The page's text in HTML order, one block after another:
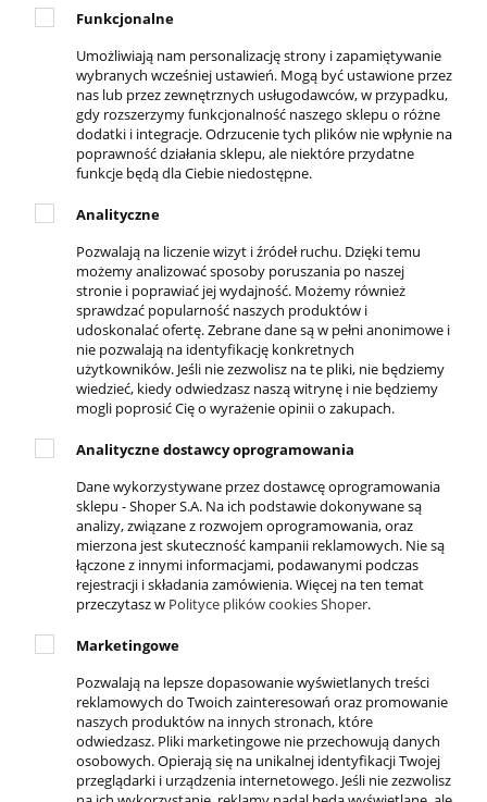
REGULAMINY
Regulamin sklepu
Zwroty i reklamacje
DLA KLIENTA
Kontakt
Twoje zamówienia
Ustawienia konta
Ulubione
Formy płatności
Czas realizacji zamówienia
KONTAKT
ul. Krakowska 69,
32-050 Skawina
789-269-890
DOSTĘPNE PŁATNOŚCI
Funkcjonalne
Umożliwiają nam personalizację strony i zapamiętywanie
wybranych wcześniej ustawień. Mogą być ustawione przez
nas lub przez zewnętrznych usługodawców, w przypadku,
gdy rozszerzymy funkcjonalność naszego sklepu o różne
dodatki i integracje. Odrzucenie tych plików nie wpłynie na
poprawność działania sklepu, ale niektóre przydatne
funkcje będą dla Ciebie niedostępne.
Analityczne
Pozwalają na liczenie wizyt i źródeł ruchu. Dzięki temu
możemy analizować sposoby poruszania po naszej
stronie i poprawiać jej wydajność. Możemy również
sprawdzać popularność naszych produktów i
udoskonalać ofertę. Zebrane dane są w pełni anonimowe i
nie pozwalają na identyfikację konkretnych
użytkowników. Jeśli nie zezwolisz na te pliki, nie będziemy
wiedzieć, kiedy odwiedzasz naszą witrynę i nie będziemy
mogli poprosić Cię o wyrażenie opinii o zakupach.
Analityczne dostawcy oprogramowania
Dane wykorzystywane przez dostawcę oprogramowania
sklepu - Shoper S.A. Na ich podstawie dokonywane są
analizy, związane z rozwojem oprogramowania, oraz
mierzona jest skuteczność kampanii reklamowych. Nie są
łączone z innymi informacjami, podawanymi podczas
rejestracji i składania zamówienia. Więcej na ten temat
przeczytasz w Polityce plików cookies Shoper.
Marketingowe
Pozwalają na lepsze dopasowanie wyświetlanych treści
reklamowych do Twoich zainteresowań oraz promowanie
naszych produktów na innych stronach, które
odwiedzasz. Pliki marketingowe nie przechowują danych
osobowych. Opierają się na unikalnej identyfikacji Twojej
przeglądarki i urządzenia internetowego. Jeśli nie zezwolisz